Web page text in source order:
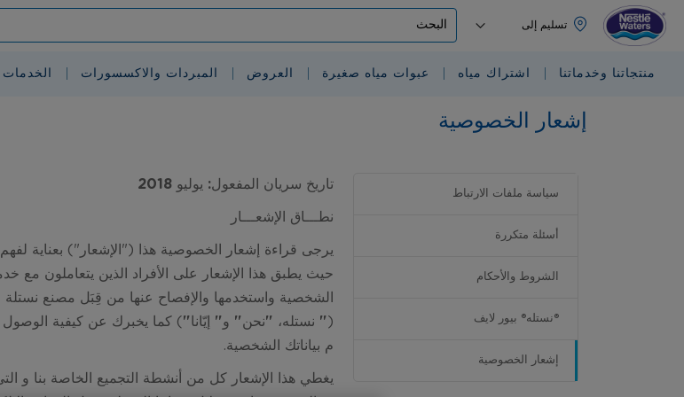
البحث
منتجاتنا وخدماتنا اشتراك مياه عبوات مياه صغيرة العروض المبردات والاكسسورات الخدمات
إشعار الخصوصية
سياسة ملفات الارتباط
أسئلة متكررة
الشروط والأحكام
®نستله® بيور لايف
إشعار الخصوصية
تاريخ سريان المفعول: يوليو 2018
نطـــاق الإشعـــار
يرجى قراءة إشعار الخصوصية هذا ("الإشعار") بعناية
حيث يطبق هذا الإشعار على الأفراد الذين يتعاملون مع
الشخصية واستخدمها والإفصاح عنها من قِبَل مصنع نستلة
(
" نستله، "نحن" و" إيّانا ") كما يخبرك عن كيفية الوصول
م بياناتك الشخصية.
يغطي هذا الإشعار كل من أنشطة التجميع الخاصة بنا و